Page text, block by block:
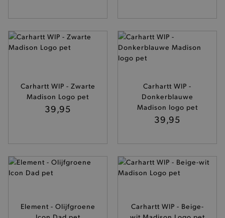
Carhartt WIP - Zwarte
Madison Logo pet
39,95
Carhartt WIP -
Donkerblauwe
Madison logo pet
39,95
Element - Olijfgroene
Carhartt WIP - Beige-